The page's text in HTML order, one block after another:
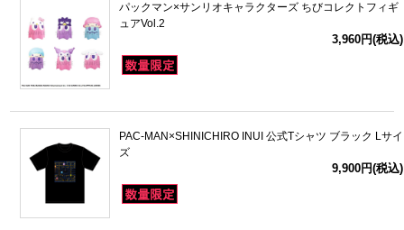
ラブライブ！虹ヶ咲学園スクールアイドル同好会
ラブライブ！スーパースター!!
モフモフパレード
パックマン×サンリオキャラクターズ ちびコレクトフィギ
ュアVol.2
3,960円(税込)
PAC-MAN×SHINICHIRO INUI 公式Tシャツ ブラック Lサイ
ズ
9,900円(税込)